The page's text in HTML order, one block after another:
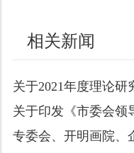
相关新闻
关于2021年度理论研
关于印发《市委会领
专委会、开明画院、